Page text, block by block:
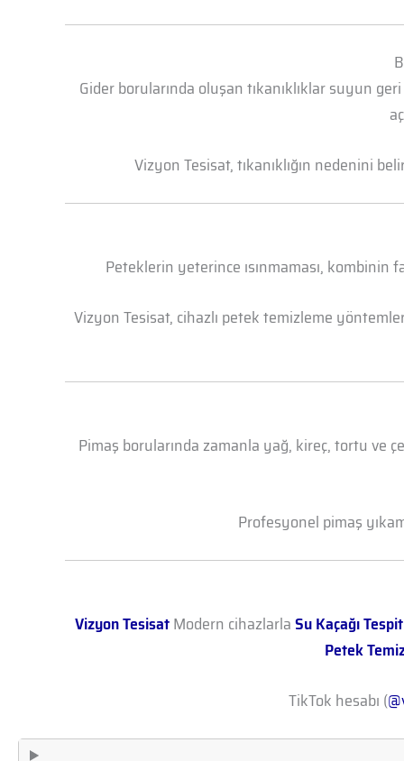
Gider borularında oluşan tıkanıklıklar suyun
Vizyon Tesisat, tıkanıklığın nedenini
Peteklerin yeterince ısınmaması, kombinin
Vizyon Tesisat, cihazlı petek temizleme
Pimaş borularında zamanla yağ, kireç, tortu ve
Profesyonel pimaş
Vizyon TesisatModern cihazlarlaSu Kaçağı
Petek
TikTok hesabı (